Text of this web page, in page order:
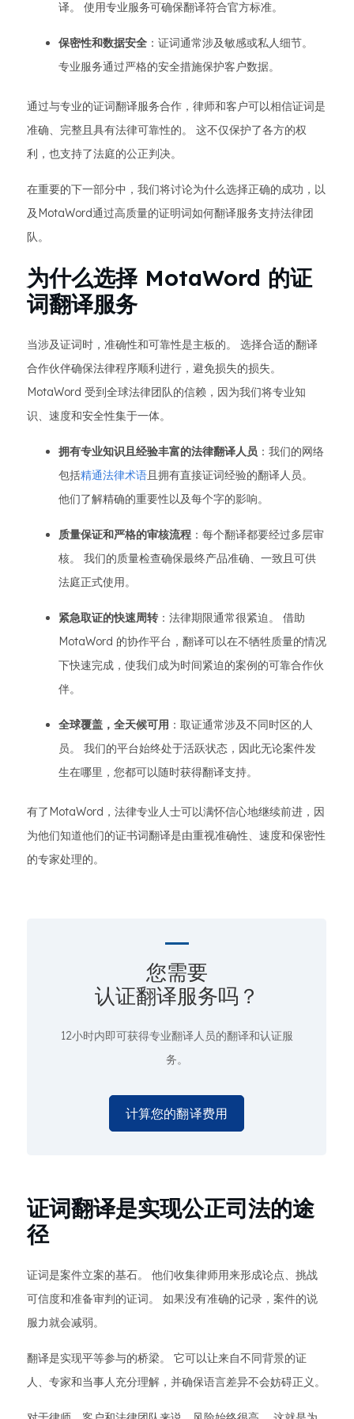
译。 使用专业服务可确保翻译符合官方标准。
保密性和数据安全 ：证词通常涉及敏感或私人细节。
专业服务通过严格的安全措施保护客户数据。
通过与专业的证词翻译服务合作，律师和客户可以相信证词是
准确、完整且具有法律可靠性的。 这不仅保护了各方的权
利，也支持了法庭的公正判决。
在重要的下一部分中，我们将讨论为什么选择正确的成功，以
及MotaWord通过高质量的证明词如何翻译服务支持法律团
队。
为什么选择 MotaWord 的证
词翻译服务
当涉及证词时，准确性和可靠性是主板的。 选择合适的翻译
合作伙伴确保法律程序顺利进行，避免损失的损失。
MotaWord 受到全球法律团队的信赖，因为我们将专业知
识、速度和安全性集于一体。
拥有专业知识且经验丰富的法律翻译人员 ：我们的网络
包括精通法律术语且拥有直接证词经验的翻译人员。
他们了解精确的重要性以及每个字的影响。
质量保证和严格的审核流程 ：每个翻译都要经过多层审
核。 我们的质量检查确保最终产品准确、一致且可供
法庭正式使用。
紧急取证的快速周转 ：法律期限通常很紧迫。 借助
MotaWord 的协作平台，翻译可以在不牺牲质量的情况
下快速完成，使我们成为时间紧迫的案例的可靠合作伙
伴。
全球覆盖，全天候可用 ：取证通常涉及不同时区的人
员。 我们的平台始终处于活跃状态，因此无论案件发
生在哪里，您都可以随时获得翻译支持。
有了MotaWord，法律专业人士可以满怀信心地继续前进，因
为他们知道他们的证书词翻译是由重视准确性、速度和保密性
的专家处理的。
您需要
认证翻译服务吗？
12小时内即可获得专业翻译人员的翻译和认证服
务。
计算您的翻译费用
证词翻译是实现公正司法的途
径
证词是案件立案的基石。 他们收集律师用来形成论点、挑战
可信度和准备审判的证词。 如果没有准确的记录，案件的说
服力就会减弱。
翻译是实现平等参与的桥梁。 它可以让来自不同背景的证
人、专家和当事人充分理解，并确保语言差异不会妨碍正义。